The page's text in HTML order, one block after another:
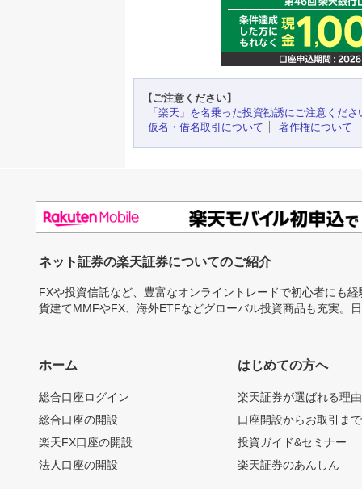
【ご注意ください】
「楽天」を名乗った投資勧誘にご注意くださ
仮名・借名取引について
著作権について
ネット証券の楽天証券についてのご紹介
FXや投資信託など、豊富なオンライントレードで初心者にも
貨建てMMFやFX、海外ETFなどグローバル投資商品も充実。
ホーム
総合口座ログイン
総合口座の開設
楽天FX口座の開設
法人口座の開設
はじめての方へ
楽天証券が選ばれる理由
口座開設からお取引ま
投資ガイド&セミナー
楽天証券のあんしん